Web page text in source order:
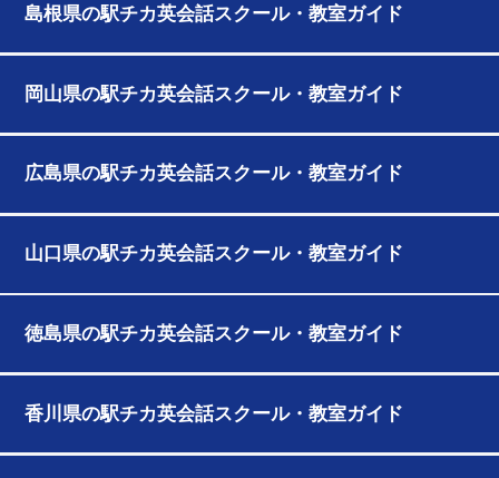
島根県の駅チカ英会話スクール・教室ガイド
岡山県の駅チカ英会話スクール・教室ガイド
広島県の駅チカ英会話スクール・教室ガイド
山口県の駅チカ英会話スクール・教室ガイド
徳島県の駅チカ英会話スクール・教室ガイド
香川県の駅チカ英会話スクール・教室ガイド